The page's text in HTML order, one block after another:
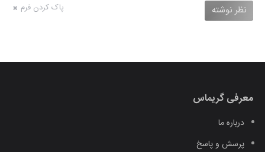
پاک کردن فرم نظر نوشته
معرفی گریماس
درباره ما
پرسش و پاسخ